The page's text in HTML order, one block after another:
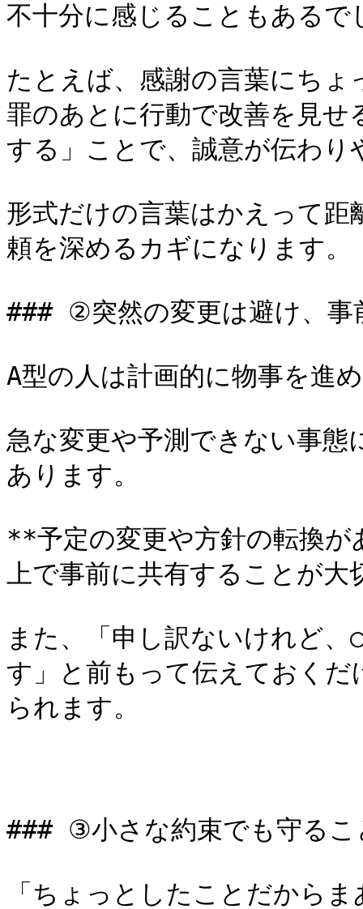
不十分に感じることもあるで
たとえば、感謝の言葉にち
罪のあとに行動で改善を見
する」ことで、誠意が伝わり
形式だけの言葉はかえって
頼を深めるカギになります。
### ②突然の変更は避け、事
A型の人は計画的に物事を進
急な変更や予測できない事
あります。
**予定の変更や方針の転換が
上で事前に共有することが
また、「申し訳ないけれど
す」と前もって伝えておく
られます。
### ③小さな約束でも守るこ
「ちょっとしたことだから